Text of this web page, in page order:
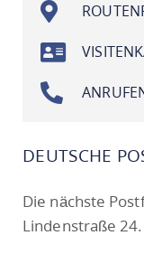
DEUTSCHE
Die nächste
Lindenstraße 24.